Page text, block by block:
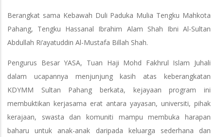
Berangkat sama Kebawah Duli Paduka Mulia Tengku Mahkota
Pahang, Tengku Hassanal Ibrahim Alam Shah Ibni Al-Sultan
Abdullah Ri’ayatuddin Al-Mustafa Billah Shah.
Pengurus Besar YASA, Tuan Haji Mohd Fakhrul Islam Juhali
dalam ucapannya menjunjung kasih atas keberangkatan
KDYMM Sultan Pahang berkata, kejayaan program ini
membuktikan kerjasama erat antara yayasan, universiti, pihak
kerajaan, swasta dan komuniti mampu membuka harapan
baharu untuk anak-anak daripada keluarga sederhana dan